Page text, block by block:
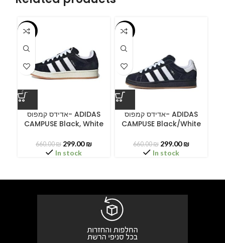
-55%
אדידס קמפוס- ADIDAS
CAMPUSE Black, White
660.00₪ 299.00₪
In stock
-55%
אדידס קמפוס- ADIDAS
CAMPUSE Black/White
660.00₪ 299.00₪
In stock